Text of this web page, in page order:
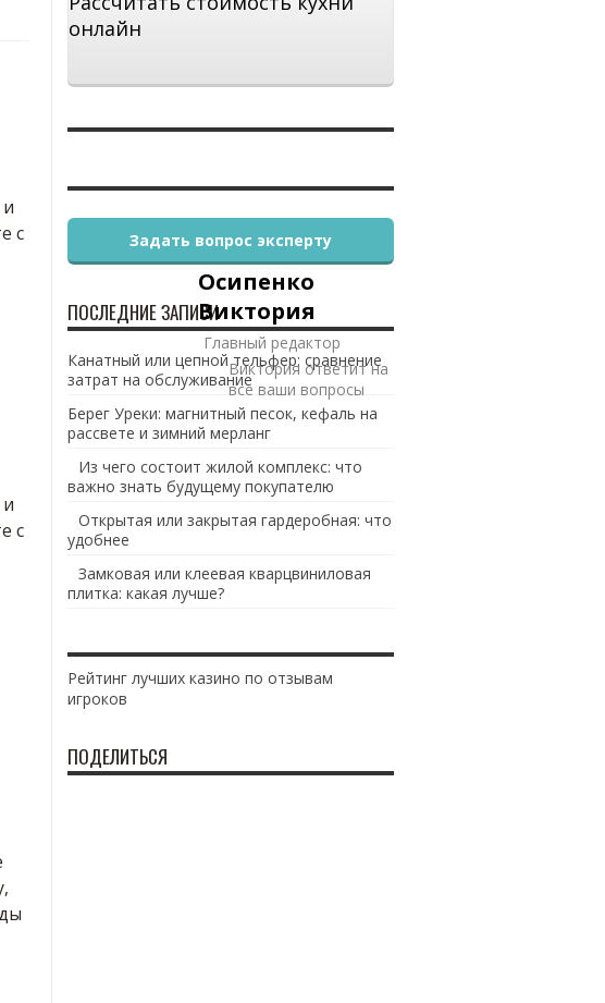
с
с
онлайн
Осипенко
Виктория
Главный редактор
Виктория ответит на
все ваши вопросы
Задать вопрос эксперту
ПОСЛЕДНИЕ ЗАПИСИ
Канатный или цепной тельфер: сравнение
затрат на обслуживание
Берег Уреки: магнитный песок, кефаль на
рассвете и зимний мерланг
Из чего состоит жилой комплекс: что
важно знать будущему покупателю
Открытая или закрытая гардеробная: что
удобнее
Замковая или клеевая кварцвиниловая
плитка: какая лучше?
Рейтинг лучших казино по отзывам
игроков
ПОДЕЛИТЬСЯ